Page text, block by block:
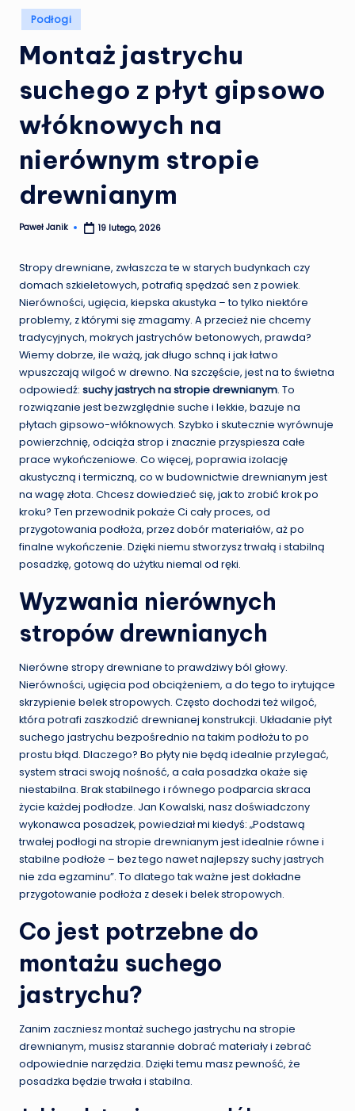
Posted
in
Podłogi
Montaż jastrychu
suchego z płyt gipsowo
włóknowych na
nierównym stropie
drewnianym
Posted
Paweł Janik 19 lutego, 2026
Stropy drewniane, zwłaszcza te w starych budynkach czy
domach szkieletowych, potrafią spędzać sen z powiek.
Nierówności, ugięcia, kiepska akustyka – to tylko niektóre
problemy, z którymi się zmagamy. A przecież nie chcemy
tradycyjnych, mokrych jastrychów betonowych, prawda?
Wiemy dobrze, ile ważą, jak długo schną i jak łatwo
wpuszczają wilgoć w drewno. Na szczęście, jest na to świetna
odpowiedź: suchy jastrych na stropie drewnianym. To
rozwiązanie jest bezwzględnie suche i lekkie, bazuje na
płytach gipsowo-włóknowych. Szybko i skutecznie wyrównuje
powierzchnię, odciąża strop i znacznie przyspiesza całe
prace wykończeniowe. Co więcej, poprawia izolację
akustyczną i termiczną, co w budownictwie drewnianym jest
na wagę złota. Chcesz dowiedzieć się, jak to zrobić krok po
kroku? Ten przewodnik pokaże Ci cały proces, od
przygotowania podłoża, przez dobór materiałów, aż po
finalne wykończenie. Dzięki niemu stworzysz trwałą i stabilną
posadzkę, gotową do użytku niemal od ręki.
Wyzwania nierównych
stropów drewnianych
Nierówne stropy drewniane to prawdziwy ból głowy.
Nierówności, ugięcia pod obciążeniem, a do tego to irytujące
skrzypienie belek stropowych. Często dochodzi też wilgoć,
która potrafi zaszkodzić drewnianej konstrukcji. Układanie płyt
suchego jastrychu bezpośrednio na takim podłożu to po
prostu błąd. Dlaczego? Bo płyty nie będą idealnie przylegać,
system straci swoją nośność, a cała posadzka okaże się
niestabilna. Brak stabilnego i równego podparcia skraca
życie każdej podłodze. Jan Kowalski, nasz doświadczony
wykonawca posadzek, powiedział mi kiedyś: „Podstawą
trwałej podłogi na stropie drewnianym jest idealnie równe i
stabilne podłoże – bez tego nawet najlepszy suchy jastrych
nie zda egzaminu”. To dlatego tak ważne jest dokładne
przygotowanie podłoża z desek i belek stropowych.
Co jest potrzebne do
montażu suchego
jastrychu?
Zanim zaczniesz montaż suchego jastrychu na stropie
drewnianym, musisz starannie dobrać materiały i zebrać
odpowiednie narzędzia. Dzięki temu masz pewność, że
posadzka będzie trwała i stabilna.